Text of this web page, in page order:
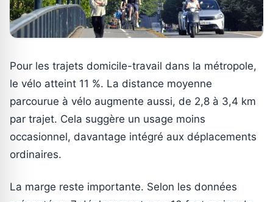
Pour les trajets domicile-travail dans la métropole,
le vélo atteint 11 %. La distance moyenne
parcourue à vélo augmente aussi, de 2,8 à 3,4 km
par trajet. Cela suggère un usage moins
occasionnel, davantage intégré aux déplacements
ordinaires.
La marge reste importante. Selon les données